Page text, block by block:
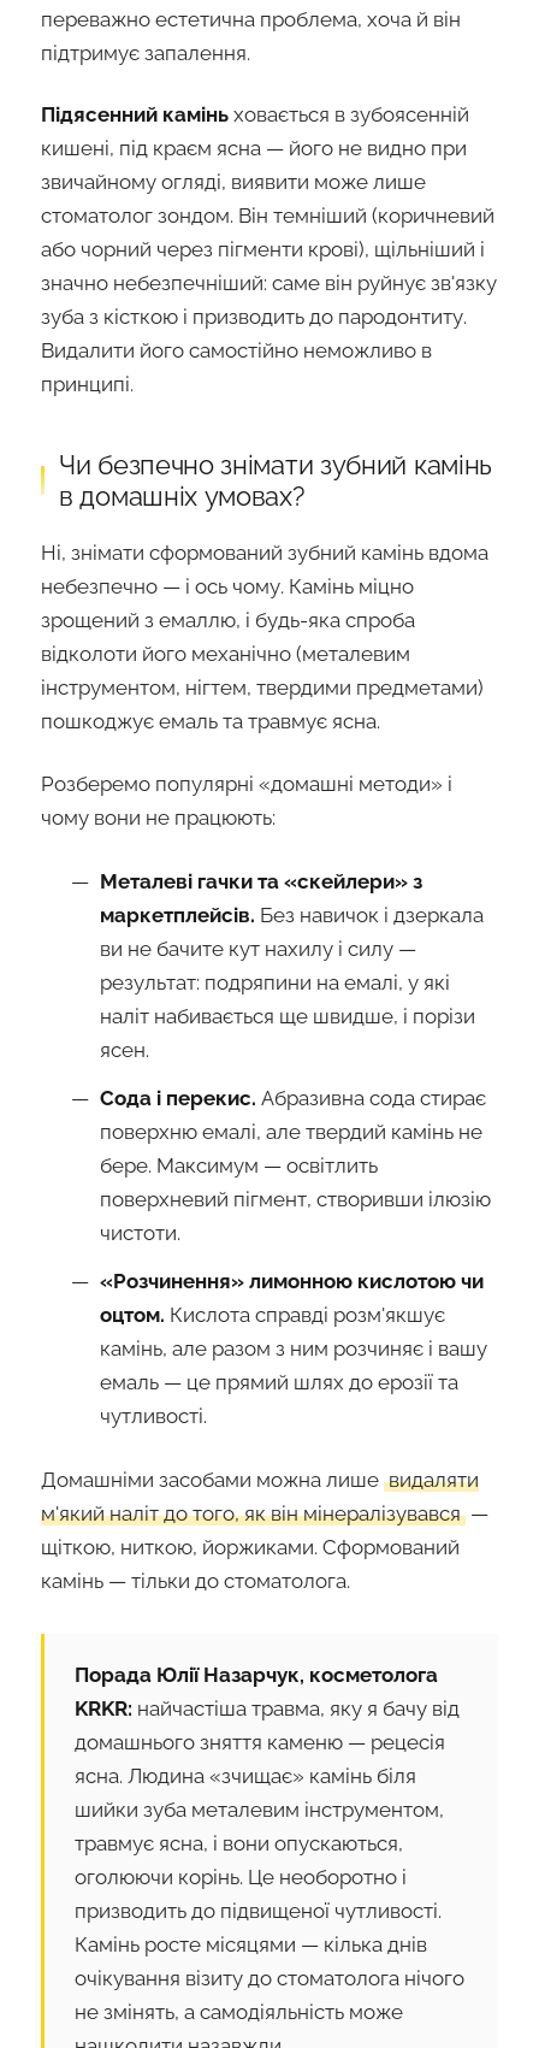
переважно естетична проблема, хоча й він
підтримує запалення.
Підясенний камінь ховається в зубоясенній
кишені, під краєм ясна — його не видно при
звичайному огляді, виявити може лише
стоматолог зондом. Він темніший (коричневий
або чорний через пігменти крові), щільніший і
значно небезпечніший: саме він руйнує зв'язку
зуба з кісткою і призводить до пародонтиту.
Видалити його самостійно неможливо в
принципі.
Чи безпечно знімати зубний камінь
в домашніх умовах?
Ні, знімати сформований зубний камінь вдома
небезпечно — і ось чому. Камінь міцно
зрощений з емаллю, і будь-яка спроба
відколоти його механічно (металевим
інструментом, нігтем, твердими предметами)
пошкоджує емаль та травмує ясна.
Розберемо популярні «домашні методи» і
чому вони не працюють:
Металеві гачки та «скейлери» з
маркетплейсів. Без навичок і дзеркала
ви не бачите кут нахилу і силу —
результат: подряпини на емалі, у які
наліт набивається ще швидше, і порізи
ясен.
Сода і перекис. Абразивна сода стирає
поверхню емалі, але твердий камінь не
бере. Максимум — освітлить
поверхневий пігмент, створивши ілюзію
чистоти.
«Розчинення» лимонною кислотою чи
оцтом. Кислота справді розм'якшує
камінь, але разом з ним розчиняє і вашу
емаль — це прямий шлях до ерозії та
чутливості.
Домашніми засобами можна лише видаляти
м'який наліт до того, як він мінералізувався —
щіткою, ниткою, йоржиками. Сформований
камінь — тільки до стоматолога.
Порада Юлії Назарчук, косметолога
KRKR: найчастіша травма, яку я бачу від
домашнього зняття каменю — рецесія
ясна. Людина «зчищає» камінь біля
шийки зуба металевим інструментом,
травмує ясна, і вони опускаються,
оголюючи корінь. Це необоротно і
призводить до підвищеної чутливості.
Камінь росте місяцями — кілька днів
очікування візиту до стоматолога нічого
не змінять, а самодіяльність може